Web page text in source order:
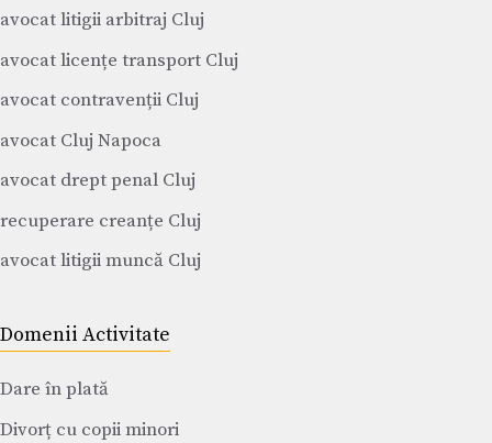
avocat litigii arbitraj Cluj
avocat licențe transport Cluj
avocat contravenții Cluj
avocat Cluj Napoca
avocat drept penal Cluj
recuperare creanțe Cluj
avocat litigii muncă Cluj
Domenii Activitate
Dare în plată
Divorț cu copii minori